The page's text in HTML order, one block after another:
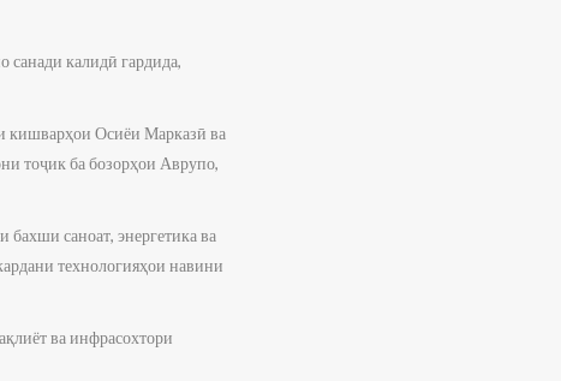
калидӣ гардида,
кишварҳои Осиёи Марказӣ ва
тоҷик ба бозорҳои Аврупо,
саноат, энергетика ва
технологияҳои навини
ва инфрасохтори